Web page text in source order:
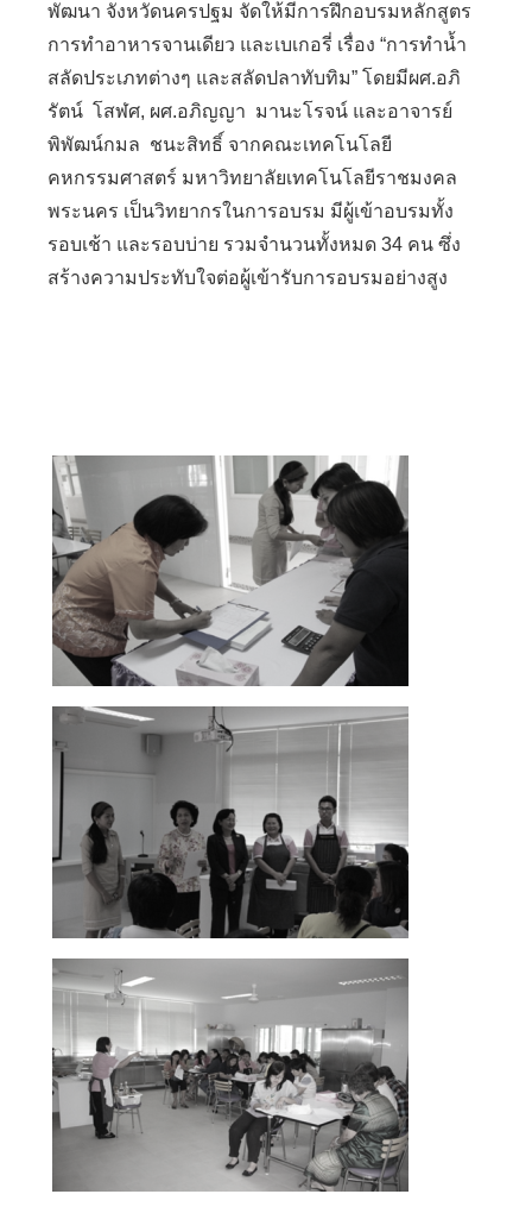
พัฒนา จังหวัดนครปฐม จัดให้มีการฝึกอบรมหลักสูตร
การทำอาหารจานเดียว และเบเกอรี่ เรื่อง “การทำน้ำ
สลัดประเภทต่างๆ และสลัดปลาทับทิม” โดยมีผศ.อภิ
รัตน์ โสฬศ, ผศ.อภิญญา มานะโรจน์ และอาจารย์
พิพัฒน์กมล ชนะสิทธิ์ จากคณะเทคโนโลยี
คหกรรมศาสตร์ มหาวิทยาลัยเทคโนโลยีราชมงคล
พระนคร เป็นวิทยากรในการอบรม มีผู้เข้าอบรมทั้ง
รอบเช้า และรอบบ่าย รวมจำนวนทั้งหมด 34 คน ซึ่ง
สร้างความประทับใจต่อผู้เข้ารับการอบรมอย่างสูง